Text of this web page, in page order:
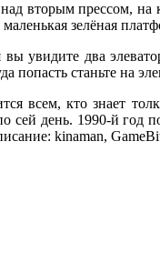
вторым прессом,
зелёная
увидите два
станьте на
всем, кто знает
день. 1990-й год
kinaman,